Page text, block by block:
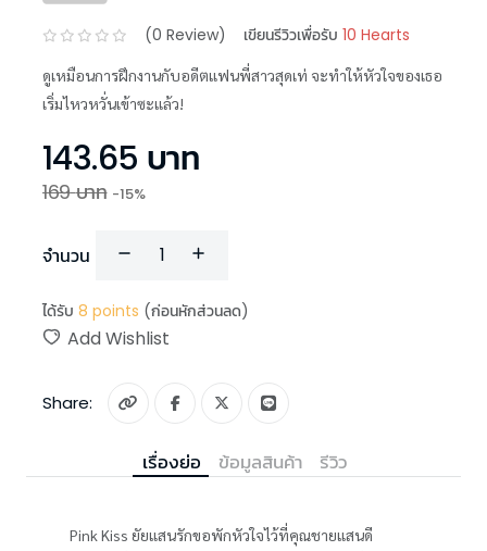
(0 Review) เขียนรีวิวเพื่อรับ 10 Hearts
ดูเหมือนการฝึกงานกับอดีตแฟนพี่สาวสุดเท่ จะทำให้หัวใจของเธอ
เริ่มไหวหวั่นเข้าซะแล้ว!
143.65 บาท
169บาท -15%
จำนวน
ได้รับ 8 points (ก่อนหักส่วนลด)
Add Wishlist
Share:
เรื่องย่อ ข้อมูลสินค้า รีวิว
Pink Kiss ยัยแสนรักขอพักหัวใจไว้ที่คุณชายแสนดี